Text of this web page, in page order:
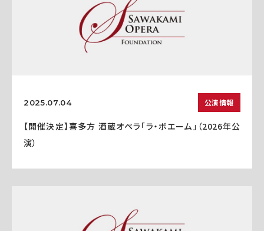
2025.07.04 公演情報
【開催決定】喜多方 酒蔵オペラ「ラ・ボエーム」（2026年公
演）